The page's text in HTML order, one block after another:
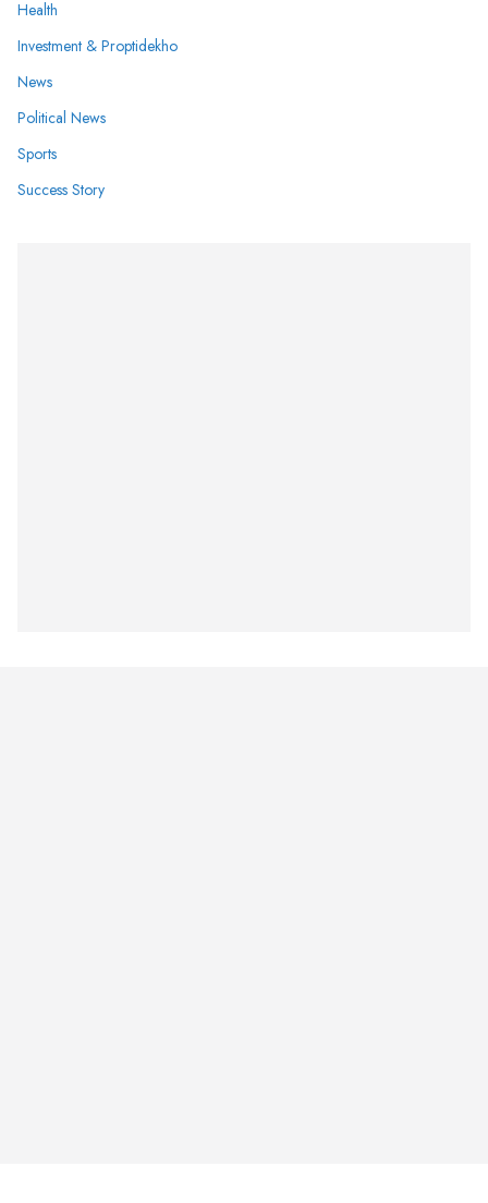
Health
Investment & Proptidekho
News
Political News
Sports
Success Story